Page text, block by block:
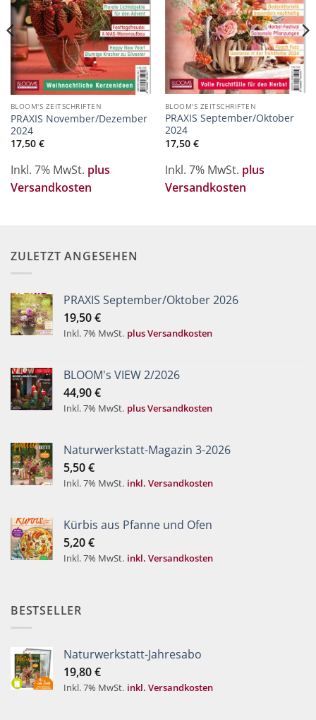
BLOOM'S ZEITSCHRIFTEN
PRAXIS November/Dezember
2024
17,50 €
Inkl. 7% MwSt. plus
Versandkosten
BLOOM'S ZEITSCHRIFTEN
PRAXIS September/Oktober
2024
17,50 €
Inkl. 7% MwSt. plus
Versandkosten
ZULETZT ANGESEHEN
PRAXIS September/Oktober 2026
19,50€
Inkl. 7% MwSt. plus Versandkosten
BLOOM's VIEW 2/2026
44,90€
Inkl. 7% MwSt. plus Versandkosten
Naturwerkstatt-Magazin 3-2026
5,50€
Inkl. 7% MwSt. inkl. Versandkosten
Kürbis aus Pfanne und Ofen
5,20€
Inkl. 7% MwSt. inkl. Versandkosten
BESTSELLER
Naturwerkstatt-Jahresabo
19,80€
Inkl. 7% MwSt. inkl. Versandkosten